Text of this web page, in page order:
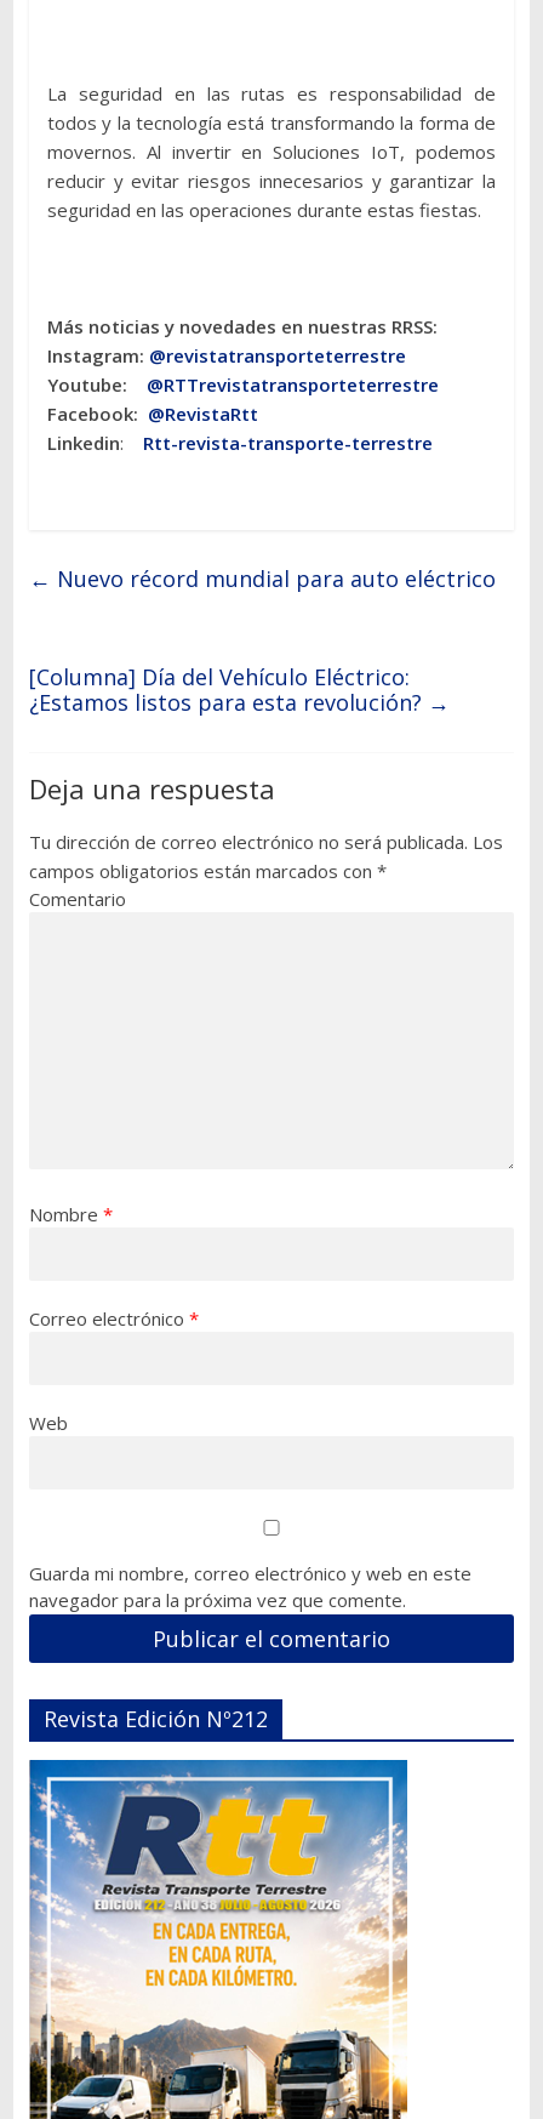
La seguridad en las rutas es responsabilidad de
todos y la tecnología está transformando la forma de
movernos. Al invertir en Soluciones IoT, podemos
reducir y evitar riesgos innecesarios y garantizar la
seguridad en las operaciones durante estas fiestas.
Más noticias y novedades en nuestras RRSS:
Instagram: @revistatransporteterrestre
Youtube: @RTTrevistatransporteterrestre
Facebook: @RevistaRtt
Linkedin: Rtt-revista-transporte-terrestre
← Nuevo récord mundial para auto eléctrico
[Columna] Día del Vehículo Eléctrico:
¿Estamos listos para esta revolución? →
Deja una respuesta
Tu dirección de correo electrónico no será publicada. Los
campos obligatorios están marcados con *
Comentario
Nombre *
Correo electrónico *
Web
Guarda mi nombre, correo electrónico y web en este
navegador para la próxima vez que comente.
Revista Edición Nº212